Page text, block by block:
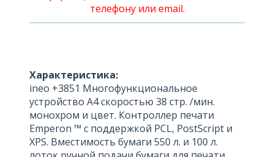
телефону или email.
Характеристика:
ineo +3851 Многофункциональное
устройство A4 скоростью 38 стр. /мин.
монохром и цвет. Контроллер печати
Emperon ™ с поддержкой PCL, PostScript и
XPS. Вместимость бумаги 550 л. и 100 л.